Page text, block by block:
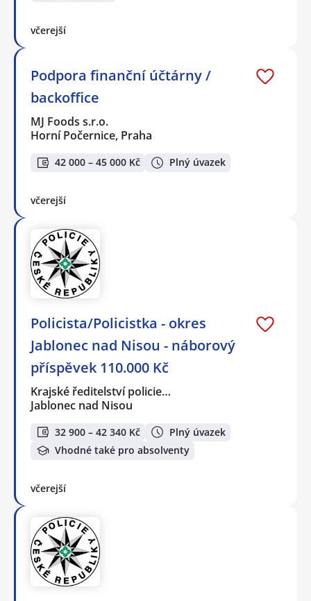
včerejší
Podpora finanční účtárny /
backoffice
MJ Foods s.r.o.
Horní Počernice, Praha
42 000 – 45 000 Kč Plný úvazek
včerejší
Policista/Policistka - okres
Jablonec nad Nisou - náborový
příspěvek 110.000 Kč
Krajské ředitelství policie…
Jablonec nad Nisou
32 900 – 42 340 Kč
Plný úvazek
Vhodné také pro absolventy
včerejší